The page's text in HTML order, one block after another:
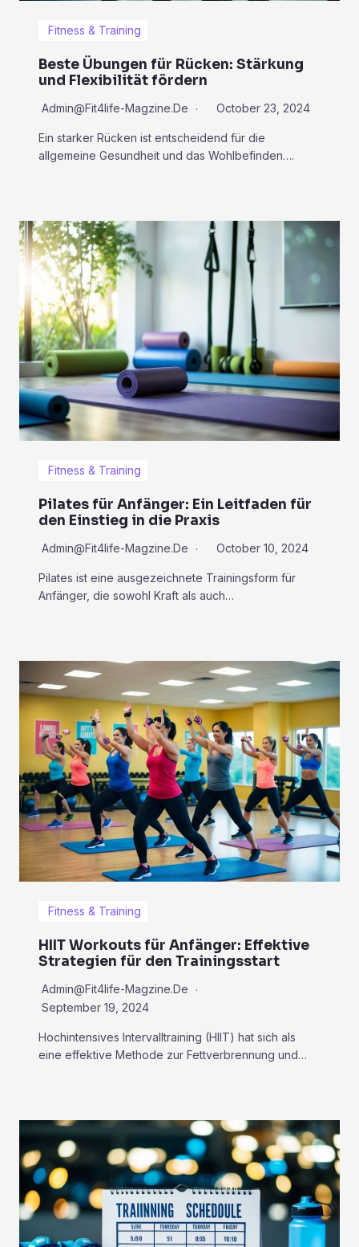
Fitness & Training
Beste Übungen für Rücken: Stärkung
und Flexibilität fördern
Admin@fit4life-Magzine.de October 23, 2024
Ein starker Rücken ist entscheidend für die
allgemeine Gesundheit und das Wohlbefinden….
Fitness & Training
Pilates für Anfänger: Ein Leitfaden für
den Einstieg in die Praxis
Admin@fit4life-Magzine.de October 10, 2024
Pilates ist eine ausgezeichnete Trainingsform für
Anfänger, die sowohl Kraft als auch…
Fitness & Training
HIIT Workouts für Anfänger: Effektive
Strategien für den Trainingsstart
Admin@fit4life-Magzine.de
September 19, 2024
Hochintensives Intervalltraining (HIIT) hat sich als
eine effektive Methode zur Fettverbrennung und…